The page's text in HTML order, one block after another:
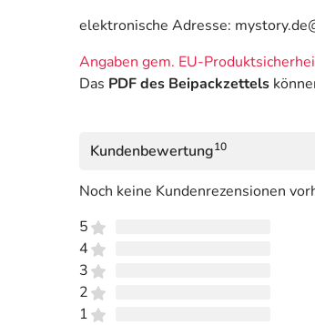
elektronische Adresse:
Angaben gem. EU-
Das PDF des Beipackzettels
Kundenbewertung10
Noch keine Kundenrezensionen
5
4
3
2
1